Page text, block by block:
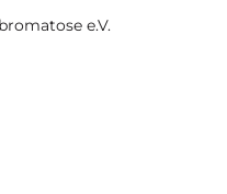
e.V.